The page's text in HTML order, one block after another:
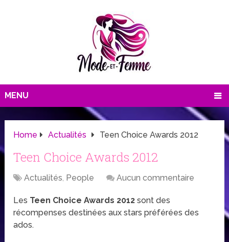
MENU
Home Actualités Teen Choice Awards 2012
Teen Choice Awards 2012
Actualités, People Aucun commentaire
Les Teen Choice Awards 2012 sont des
récompenses destinées aux stars préférées des
ados.